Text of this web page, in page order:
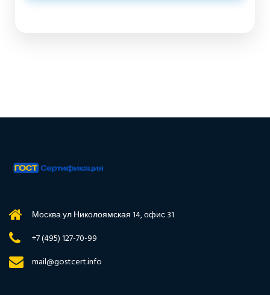
Москва ул Николоямская 14, офис 31
+7 (495) 127-70-99
mail@gostcert.info